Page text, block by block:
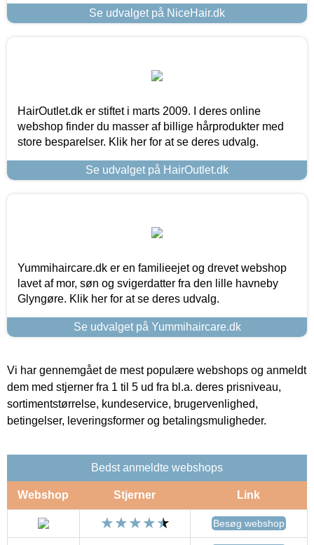
Se udvalget på NiceHair.dk
HairOutlet.dk er stiftet i marts 2009. I deres online
webshop finder du masser af billige hårprodukter med
store besparelser. Klik her for at se deres udvalg.
Se udvalget på HairOutlet.dk
Yummihaircare.dk er en familieejet og drevet webshop
lavet af mor, søn og svigerdatter fra den lille havneby
Glyngøre. Klik her for at se deres udvalg.
Se udvalget på Yummihaircare.dk
Vi har gennemgået de mest populære webshops og anmeldt
dem med stjerner fra 1 til 5 ud fra bl.a. deres prisniveau,
sortimentstørrelse, kundeservice, brugervenlighed,
betingelser, leveringsformer og betalingsmuligheder.
Bedst anmeldte webshops
Webshop Stjerner Link
Besøg webshop